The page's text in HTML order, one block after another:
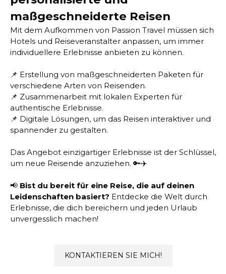
maßgeschneiderte Reisen
Mit dem Aufkommen von Passion Travel müssen sich
Hotels und Reiseveranstalter anpassen, um immer
individuellere Erlebnisse anbieten zu können.
📌 Erstellung von maßgeschneiderten Paketen für
verschiedene Arten von Reisenden.
📌 Zusammenarbeit mit lokalen Experten für
authentische Erlebnisse.
📌 Digitale Lösungen, um das Reisen interaktiver und
spannender zu gestalten.
Das Angebot einzigartiger Erlebnisse ist der Schlüssel,
um neue Reisende anzuziehen. 🔑✈️
📢 Bist du bereit für eine Reise, die auf deinen
Leidenschaften basiert? Entdecke die Welt durch
Erlebnisse, die dich bereichern und jeden Urlaub
unvergesslich machen!
KONTAKTIEREN SIE MICH!